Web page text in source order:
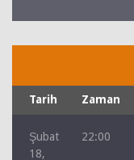
Tarih Zaman
Şubat
18,
22:00